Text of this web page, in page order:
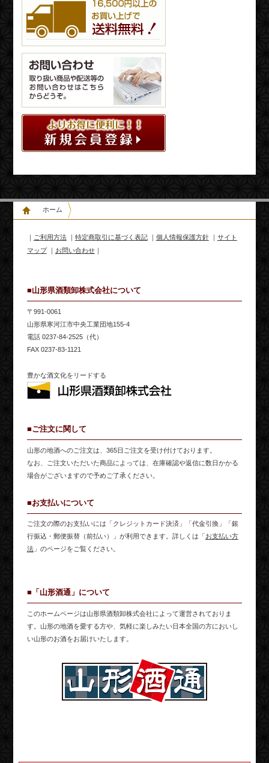
ホーム
｜ ご利用方法｜ 特定商取引に基づく表記｜ 個人情報保護方針｜ サイト
マップ｜ お問い合わせ｜
■山形県酒類卸株式会社について
〒991-0061
山形県寒河江市中央工業団地155-4
電話 0237-84-2525（代）
FAX 0237-83-1121
豊かな酒文化をリードする
■ご注文に関して
山形の地酒へのご注文は、365日ご注文を受け付けております。
なお、ご注文いただいた商品によっては、在庫確認や返信に数日かかる
場合がございますので予めご了承ください。
■お支払いについて
ご注文の際のお支払いには「クレジットカード決済」「代金引換」「銀
行振込・郵便振替（前払い）」が利用できます。詳しくは「 お支払い方
法」のページをご覧ください。
■「山形酒通」について
このホームページは山形県酒類卸株式会社によって運営されておりま
す。山形の地酒を愛する方や、気軽に楽しみたい日本全国の方においし
い山形のお酒をお届けいたします。